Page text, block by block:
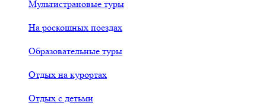
Мультистрановые туры
На роскошных поездах
Образовательные туры
Отдых на курортах
Отдых с детьми